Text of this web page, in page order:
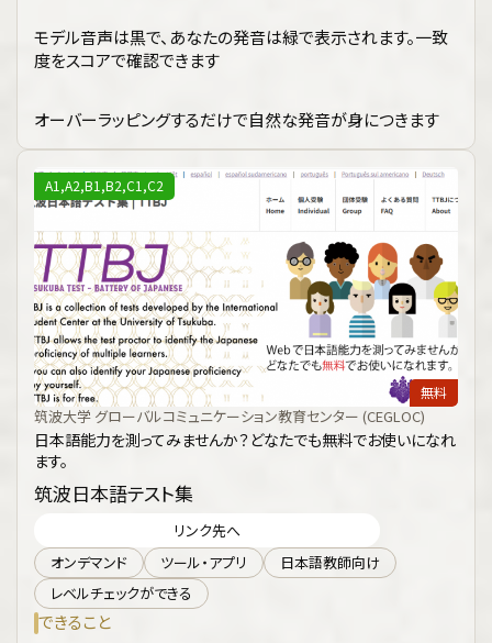
モデル音声は黒で、あなたの発音は緑で表示されます。一致
度をスコアで確認できます
オーバーラッピングするだけで自然な発音が身につきます
A1,A2,B1,B2,C1,C2
無料
筑波大学 グローバルコミュニケーション教育センター (CEGLOC)
日本語能力を測ってみませんか？どなたでも無料でお使いになれ
ます。
筑波日本語テスト集
リンク先へ
オンデマンド
ツール・アプリ
日本語教師向け
レベルチェックができる
できること